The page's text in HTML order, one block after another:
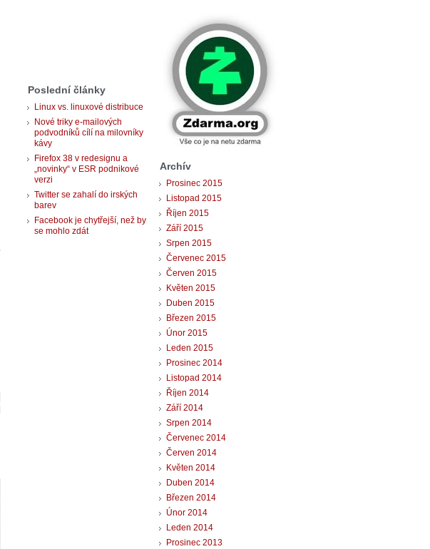
Poslední články
Linux vs. linuxové distribuce
Nové triky e-mailových
podvodníků cílí na milovníky
kávy
Firefox 38 v redesignu a
„novinky“ v ESR podnikové
verzi
Twitter se zahalí do irských
barev
Facebook je chytřejší, než by
se mohlo zdát
Archív
Prosinec 2015
Listopad 2015
Říjen 2015
Září 2015
Srpen 2015
Červenec 2015
Červen 2015
Květen 2015
Duben 2015
Březen 2015
Únor 2015
Leden 2015
Prosinec 2014
Listopad 2014
Říjen 2014
Září 2014
Srpen 2014
Červenec 2014
Červen 2014
Květen 2014
Duben 2014
Březen 2014
Únor 2014
Leden 2014
Prosinec 2013